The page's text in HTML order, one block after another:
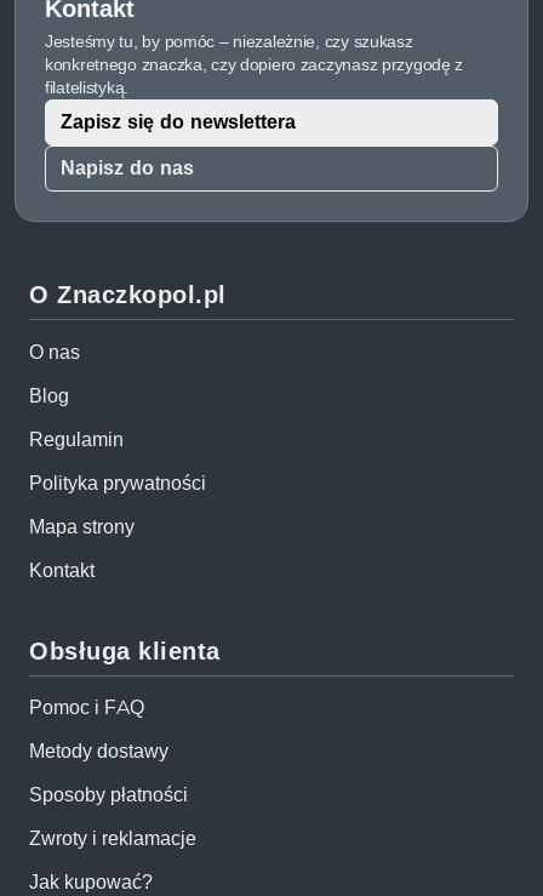
Kontakt
Jesteśmy tu, by pomóc – niezależnie, czy szukasz
konkretnego znaczka, czy dopiero zaczynasz przygodę z
filatelistyką.
Napisz do nas
Zapisz się do newslettera
O Znaczkopol.pl
O nas
Blog
Regulamin
Polityka prywatności
Mapa strony
Kontakt
Obsługa klienta
Pomoc i FAQ
Metody dostawy
Sposoby płatności
Zwroty i reklamacje
Jak kupować?